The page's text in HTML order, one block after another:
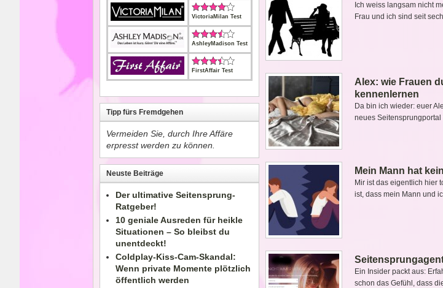
Ich weiss langsam nicht
Frau und ich sind seit
Alex: wie Frauen
kennenlernen
Da bin ich wieder: euer
neues
Mein Mann hat
Mir ist das eigentlich hier
ist, dass mein Mann und
Ein Insider packt aus:
schon das Gefühl, dass
VictoriaMilan Test
AshleyMadison Test
FirstAffair Test
Tipp fürs Fremdgehen
Vermeiden Sie, durch Ihre Affäre
erpresst werden zu können.
Neuste Beiträge
Der ultimative Seitensprung-
Ratgeber!
10 geniale Ausreden für heikle
Situationen – So bleibst du
unentdeckt!
Coldplay-Kiss-Cam-Skandal:
Wenn private Momente plötzlich
öffentlich werden